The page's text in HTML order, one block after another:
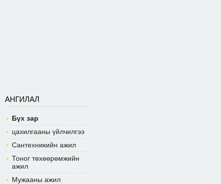
АНГИЛАЛ
Бүх зар
цахилгааны үйлчилгээ
Сантехникийн ажил
Тоног төхөөрөмжийн
ажил
Мужааны ажил